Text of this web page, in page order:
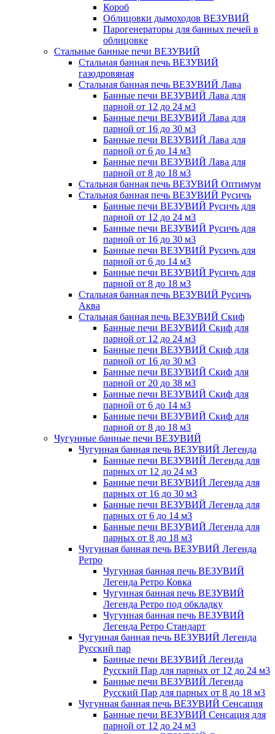
Короб
Облицовки дымоходов ВЕЗУВИЙ
Парогенераторы для банных печей в
облицовке
Стальные банные печи ВЕЗУВИЙ
Стальная банная печь ВЕЗУВИЙ
газодровяная
Стальная банная печь ВЕЗУВИЙ Лава
Банные печи ВЕЗУВИЙ Лава для
парной от 12 до 24 м3
Банные печи ВЕЗУВИЙ Лава для
парной от 16 до 30 м3
Банные печи ВЕЗУВИЙ Лава для
парной от 6 до 14 м3
Банные печи ВЕЗУВИЙ Лава для
парной от 8 до 18 м3
Стальная банная печь ВЕЗУВИЙ Оптимум
Стальная банная печь ВЕЗУВИЙ Русичъ
Банные печи ВЕЗУВИЙ Русичъ для
парной от 12 до 24 м3
Банные печи ВЕЗУВИЙ Русичъ для
парной от 16 до 30 м3
Банные печи ВЕЗУВИЙ Русичъ для
парной от 6 до 14 м3
Банные печи ВЕЗУВИЙ Русичъ для
парной от 8 до 18 м3
Стальная банная печь ВЕЗУВИЙ Русичъ
Аква
Стальная банная печь ВЕЗУВИЙ Скиф
Банные печи ВЕЗУВИЙ Скиф для
парной от 12 до 24 м3
Банные печи ВЕЗУВИЙ Скиф для
парной от 16 до 30 м3
Банные печи ВЕЗУВИЙ Скиф для
парной от 20 до 38 м3
Банные печи ВЕЗУВИЙ Скиф для
парной от 6 до 14 м3
Банные печи ВЕЗУВИЙ Скиф для
парной от 8 до 18 м3
Чугунные банные печи ВЕЗУВИЙ
Чугунная банная печь ВЕЗУВИЙ Легенда
Банные печи ВЕЗУВИЙ Легенда для
парных от 12 до 24 м3
Банные печи ВЕЗУВИЙ Легенда для
парных от 16 до 30 м3
Банные печи ВЕЗУВИЙ Легенда для
парных от 6 до 14 м3
Банные печи ВЕЗУВИЙ Легенда для
парных от 8 до 18 м3
Чугунная банная печь ВЕЗУВИЙ Легенда
Ретро
Чугунная банная печь ВЕЗУВИЙ
Легенда Ретро Ковка
Чугунная банная печь ВЕЗУВИЙ
Легенда Ретро под обкладку
Чугунная банная печь ВЕЗУВИЙ
Легенда Ретро Стандарт
Чугунная банная печь ВЕЗУВИЙ Легенда
Русский пар
Банные печи ВЕЗУВИЙ Легенда
Русский Пар для парных от 12 до 24 м3
Банные печи ВЕЗУВИЙ Легенда
Русский Пар для парных от 8 до 18 м3
Чугунная банная печь ВЕЗУВИЙ Сенсация
Банные печи ВЕЗУВИЙ Сенсация для
парной от 12 до 24 м3